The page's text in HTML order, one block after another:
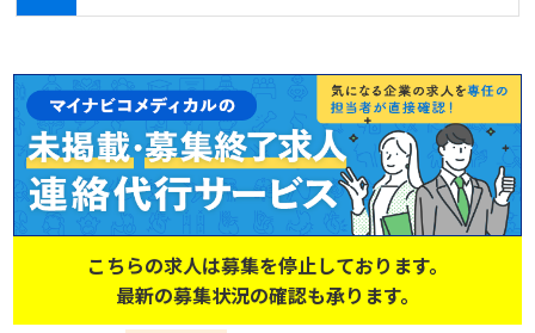
こちらの求人は募集を停止しております。
最新の募集状況の確認も承ります。